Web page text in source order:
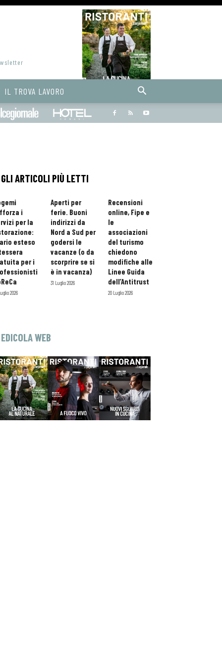
IL TROVA LAVORO
Bargiornale dolcegiornale
GLI ARTICOLI PIÙ LETTI
i
per la
esteso
per i
2026
Aperti per
ferie. Buoni
indirizzi da
Nord a Sud per
godersi le
vacanze (o da
scorprire se si
è in vacanza)
31 Luglio 2026
Recensioni
online, Fipe e
le
associazioni
del turismo
chiedono
modifiche alle
Linee Guida
dell’Antitrust
20 Luglio 2026
EDICOLA WEB